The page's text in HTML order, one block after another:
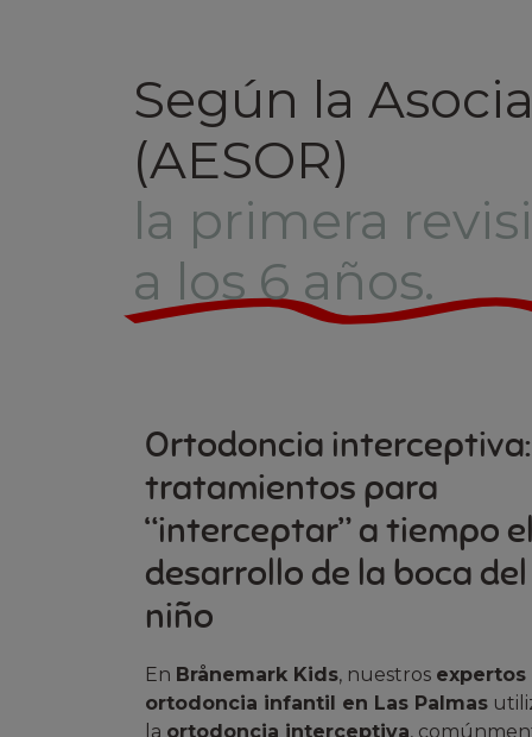
Según la
(AESOR)
la primera
a los 6 años.
Ortodoncia interceptiva:
tratamientos para
“interceptar” a tiempo
desarrollo de la boca del
niño
En Brånemark Kids, nuestros expertos
ortodoncia infantil en Las Palmas
la ortodoncia interceptiva,